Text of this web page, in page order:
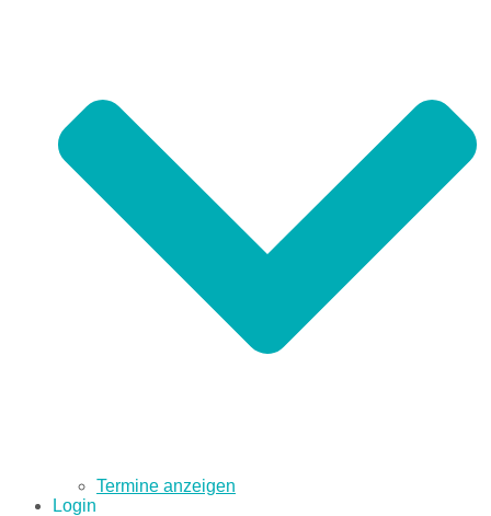
Termine anzeigen
Login